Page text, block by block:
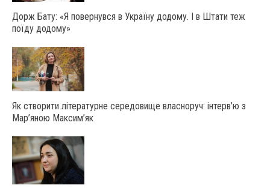
Дорж Бату: «Я повернувся в Україну додому. І в Штати теж
поїду додому»
Як створити літературне середовище власноруч: інтерв’ю з
Мар’яною Максим’як